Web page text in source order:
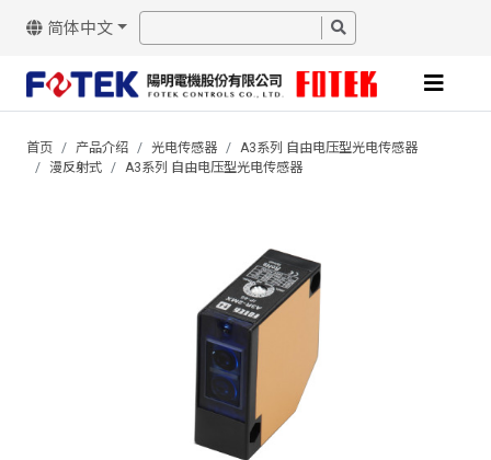
简体中文
首页 产品介绍 光电传感器
A3系列 自由电压型光电传感器
漫反射式
A3系列 自由电压型光电传感器